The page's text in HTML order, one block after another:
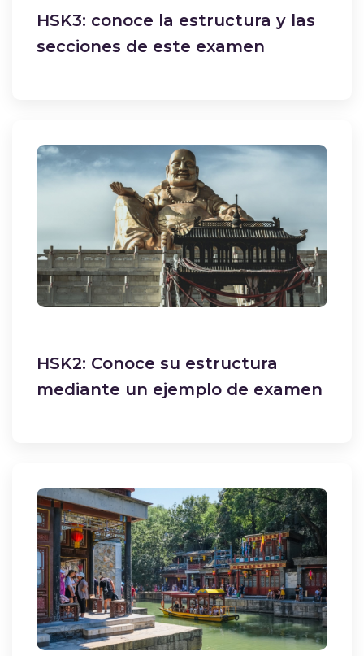
HSK3: conoce la estructura y las
secciones de este examen
HSK2: Conoce su estructura
mediante un ejemplo de examen